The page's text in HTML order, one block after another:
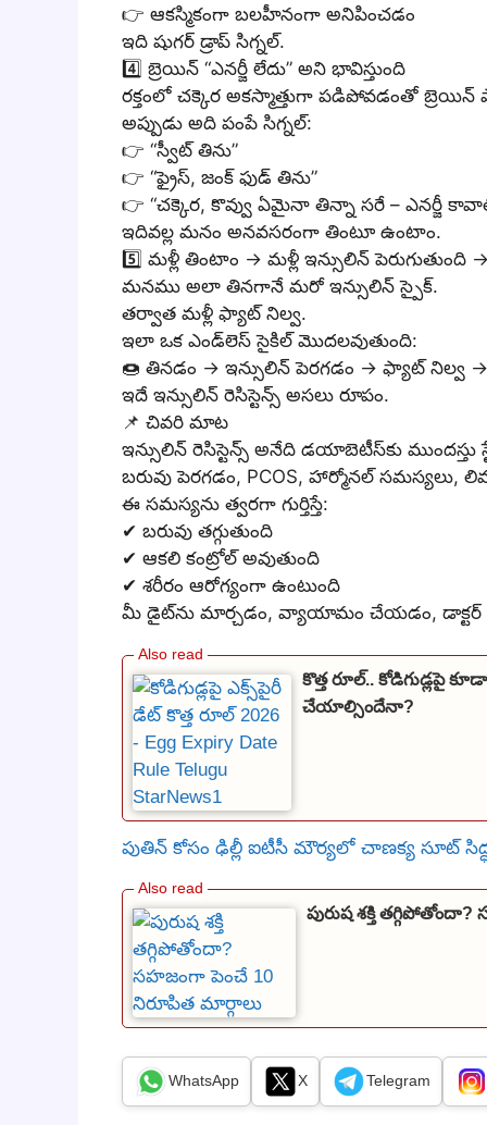
👉 ఆకస్మికంగా బలహీనంగా అనిపించడం
ఇది షుగర్ డ్రాప్ సిగ్నల్.
4️⃣ బ్రెయిన్ “ఎనర్జీ లేదు” అని భావిస్తుంది
రక్తంలో చక్కెర అకస్మాత్తుగా పడిపోవడంతో బ్రెయిన్
అప్పుడు అది పంపే సిగ్నల్:
👉 “స్వీట్ తిను”
👉 “ఫ్రైస్, జంక్ ఫుడ్ తిను”
👉 “చక్కెర, కొవ్వు ఏమైనా తిన్నా సరే – ఎనర్జీ
ఇదివల్ల మనం అనవసరంగా తింటూ ఉంటాం.
5️⃣ మళ్లీ తింటాం → మళ్లీ ఇన్సులిన్ పెరుగుతుంది
మనము అలా తినగానే మరో ఇన్సులిన్ స్పైక్.
తర్వాత మళ్లీ ఫ్యాట్ నిల్వ.
ఇలా ఒక ఎండ్‌లెస్ సైకిల్ మొదలవుతుంది:
🍩 తినడం → ఇన్సులిన్ పెరగడం → ఫ్యాట్ నిల్వ
ఇదే ఇన్సులిన్ రెసిస్టెన్స్ అసలు రూపం.
📌 చివరి మాట
ఇన్సులిన్ రెసిస్టెన్స్ అనేది డయాబెటీస్‌కు
బరువు పెరగడం, PCOS, హార్మోనల్ సమస్యలు,
ఈ సమస్యను త్వరగా గుర్తిస్తే:
✔ బరువు తగ్గుతుంది
✔ ఆకలి కంట్రోల్ అవుతుంది
✔ శరీరం ఆరోగ్యంగా ఉంటుంది
మీ డైట్‌ను మార్చడం, వ్యాయామం చేయడం,
కొత్త రూల్.. కోడిగుడ్లపై
చేయాల్సిందేనా?
పుతిన్ కోసం ఢిల్లీ ఐటీసీ మౌర్యలో చాణక్య సూట్ సిద్ధం
పురుష శక్తి
WhatsApp X Telegram